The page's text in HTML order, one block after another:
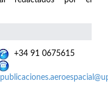
+34 91 0675615